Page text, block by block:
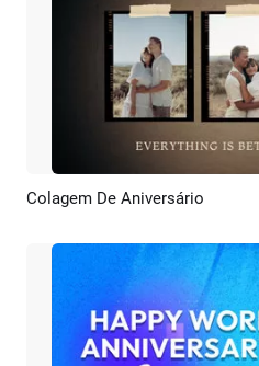
Pré-visualizar
Colagem De Aniversário